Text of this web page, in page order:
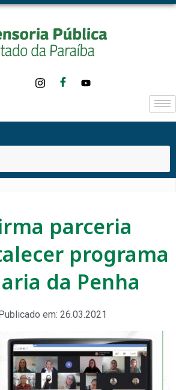
parceria
programa
da Penha
em: 26.03.2021